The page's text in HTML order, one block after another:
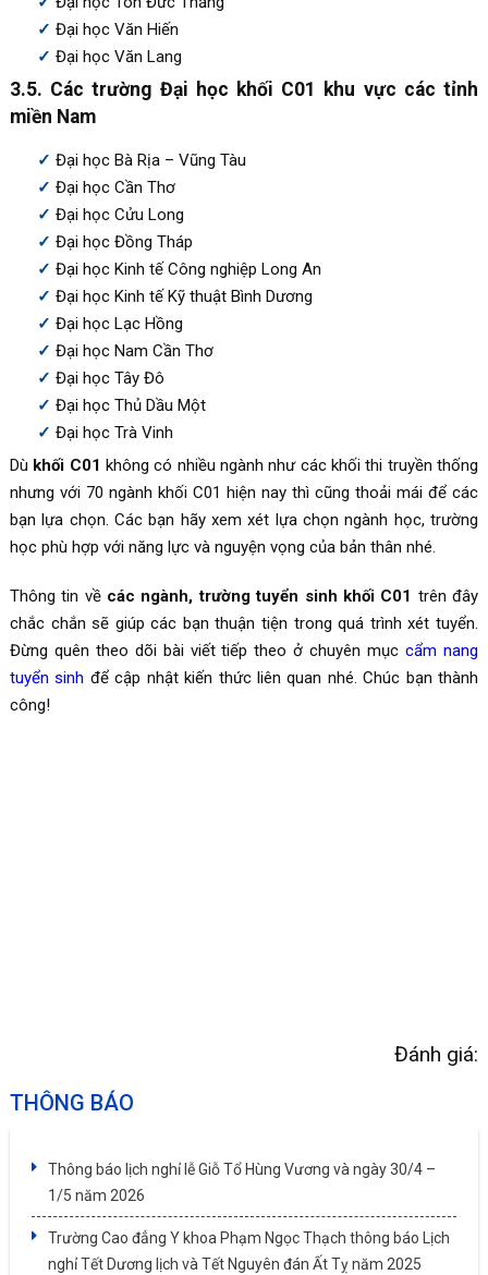
Đại học Văn Hiến
Đại học Văn Lang
3.5. Các trường Đại học khối C01 khu vực các tỉnh
miền Nam
Đại học Bà Rịa – Vũng Tàu
Đại học Cần Thơ
Đại học Cửu Long
Đại học Đồng Tháp
Đại học Kinh tế Công nghiệp Long An
Đại học Kinh tế Kỹ thuật Bình Dương
Đại học Lạc Hồng
Đại học Nam Cần Thơ
Đại học Tây Đô
Đại học Thủ Dầu Một
Đại học Trà Vinh
Dù khối C01 không có nhiều ngành như các khối thi truyền thống
nhưng với 70 ngành khối C01 hiện nay thì cũng thoải mái để các
bạn lựa chọn. Các bạn hãy xem xét lựa chọn ngành học, trường
học phù hợp với năng lực và nguyện vọng của bản thân nhé.
Thông tin về các ngành, trường tuyển sinh khối C01 trên đây
chắc chắn sẽ giúp các bạn thuận tiện trong quá trình xét tuyển.
Đừng quên theo dõi bài viết tiếp theo ở chuyên mụccẩm nang
tuyển sinh để cập nhật kiến thức liên quan nhé. Chúc bạn thành
công!
Đánh giá:
THÔNG BÁO
Thông báo lịch nghỉ lễ Giỗ Tổ Hùng Vương và ngày 30/4 –
1/5 năm 2026
Trường Cao đẳng Y khoa Phạm Ngọc Thạch thông báo Lịch
nghỉ Tết Dương lịch và Tết Nguyên đán Ất Tỵ năm 2025